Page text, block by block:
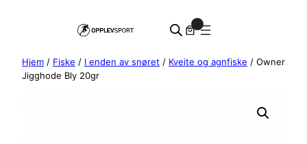
Hjem / Fiske / I enden av snøret / Kveite og agnfiske / Owner
Jigghode Bly 20gr